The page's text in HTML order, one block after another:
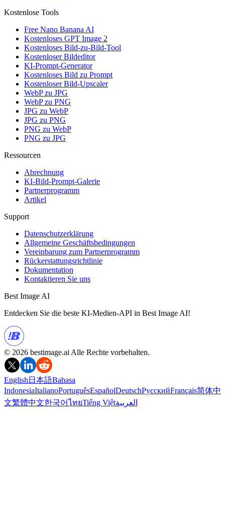
Kostenlose Tools
Free Nano Banana AI
Kostenloses GPT Image 2
Kostenloses Bild-zu-Bild-Tool
Kostenloser Bildeditor
KI-Prompt-Generator
Kostenloses Bild zu Prompt
Kostenloser Bild-Upscaler
WebP zu JPG
WebP zu PNG
JPG zu WebP
JPG zu PNG
PNG zu WebP
PNG zu JPG
Ressourcen
Abrechnung
KI-Bild-Prompt-Galerie
Partnerprogramm
Artikel
Support
Datenschutzerklärung
Allgemeine Geschäftsbedingungen
Vereinbarung zum Partnerprogramm
Rückerstattungsrichtlinie
Dokumentation
Kontaktieren Sie uns
Best Image AI
Entdecken Sie die beste KI-Medien-API in Best Image AI!
© 2026 bestimage.ai Alle Rechte vorbehalten.
English 日本語Bahasa
IndonesiaItalianoPortuguêsEspañolDeutschРусскийFrançais简体中
文繁體中文한국어ไทยTiếng Việtالعربية